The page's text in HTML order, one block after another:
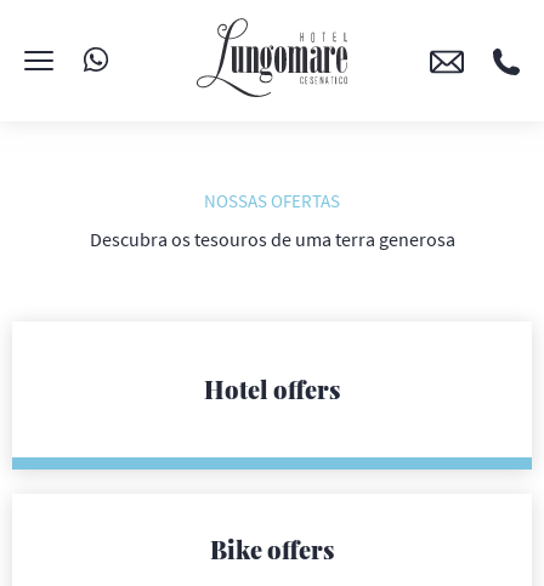
NOSSAS OFERTAS
Descubra os tesouros de uma terra generosa
Hotel offers
Bike offers